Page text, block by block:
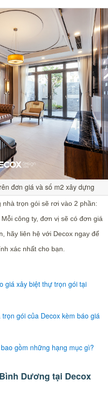
đơn giá và số m2 xây dựng
trọn gói sẽ rơi vào 2 phần:
công ty, đơn vị sẽ có đơn giá
hãy liên hệ với Decox ngay để
xác nhất cho bạn.
giá xây biệt thự trọn gói tại
gói của Decox kèm báo giá
gồm những hạng mục gì?
Dương tại Decox